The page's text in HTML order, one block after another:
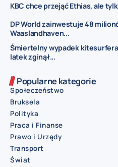
KBC chce przejąć Ethias, ale
DP World zainwestuje 48
Waaslandhaven...
Śmiertelny wypadek
latek zginął...
Popularne kategorie
Społeczeństwo
Bruksela
Polityka
Praca i Finanse
Prawo i Urzędy
Transport
Świat